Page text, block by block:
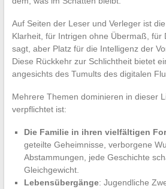
Auf Seiten der Leser und Verleger ist
Klarheit, für Intrigen ohne Übermaß, für
sagt, aber Platz für die Intelligenz der
Diese Rückkehr zur Schlichtheit bietet
angesichts des Tumults des digitalen
Mehrere Themen dominieren in dieser
verpflichtet ist:
Die Familie in ihren vielfältigen
geteilte Geheimnisse, verborgene
Abstammungen, jede Geschichte
Gleichgewicht.
Lebensübergänge: Jugendliche